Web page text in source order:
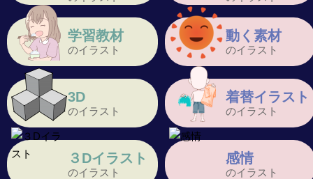
学習教材
のイラスト
動く素材
のイラスト
3D
のイラスト
着替イラスト
のイラスト
３Dイラスト
のイラスト
感情
のイラスト